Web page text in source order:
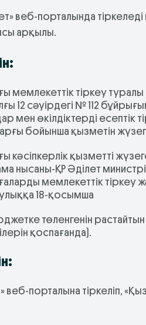
веб-порталында тіркеледі
арқылы.
мемлекеттік тіркеу
12 сәуірдегі № 112
мен өкілдіктерді
бойынша қызметін
кәсіпкерлік қызметті
нысаны-ҚР Әділет
мемлекеттік тіркеу
18-қосымша
төленгенін
қоспағанда).
веб-порталына тіркеліп,